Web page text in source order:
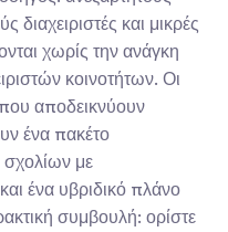
διαχειριστές και μικρές
χωρίς την ανάγκη
κοινοτήτων. Οι
αποδεικνύουν
ένα πακέτο
σχολίων με
ένα υβριδικό πλάνο
συμβουλή: ορίστε